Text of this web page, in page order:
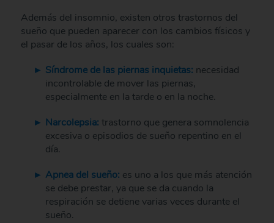
Además del insomnio, existen otros trastornos del
sueño que pueden aparecer con los cambios físicos y
el pasar de los años, los cuales son:
Síndrome de las piernas inquietas: necesidad
incontrolable de mover las piernas,
especialmente en la tarde o en la noche.
Narcolepsia: trastorno que genera somnolencia
excesiva o episodios de sueño repentino en el
día.
Apnea del sueño: es uno a los que más atención
se debe prestar, ya que se da cuando la
respiración se detiene varias veces durante el
sueño.